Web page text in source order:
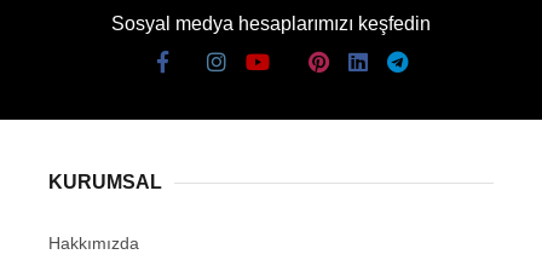
Sosyal medya hesaplarımızı keşfedin
KURUMSAL
Hakkımızda